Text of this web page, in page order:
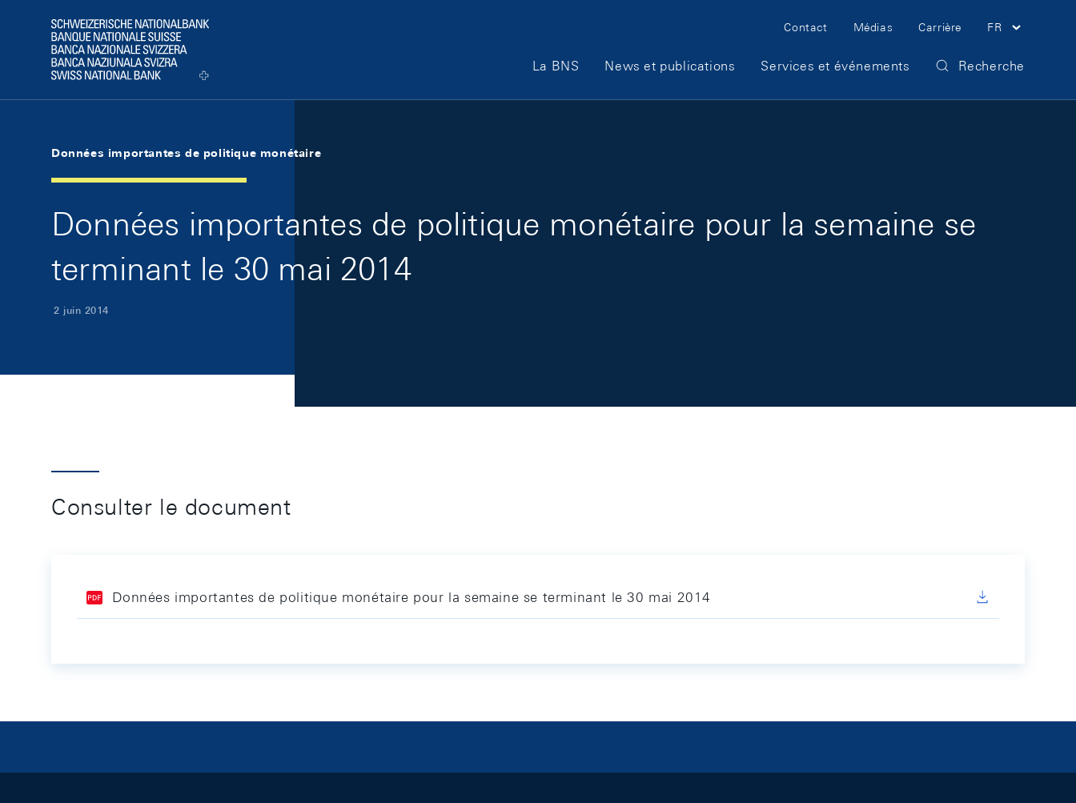
Logo
Meta Navigation
Contact Médias Carrière FR
Main Navigation
La BNS News et publications Services et événements Recherche
Données importantes de politique monétaire
Données importantes de politique monétaire pour la semaine se
terminant le 30 mai 2014
2 juin 2014
Consulter le document
Données importantes de politique monétaire pour la semaine se terminant le 30 mai 2014